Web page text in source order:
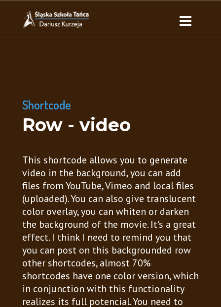
Shortcode
Row - video
This shortcode allows you to generate
video in the background, you can add
files from YouTube, Vimeo and local files
(uploaded). You can also give translucent
color overlay, you can whiten or darken
the background of the movie. It's a great
effect. I think I need to remind you that
you can post on this backgrounded row
other shortcodes, almost 70%
shortcodes have one color version, which
in conjunction with this functionality
realizes its full potencial. You need to